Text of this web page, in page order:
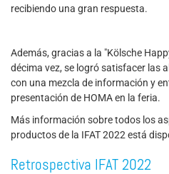
recibiendo una gran respuesta.
Además, gracias a la "Kölsche
décima vez, se logró satisfacer las
con una mezcla de información y
presentación de HOMA en la feria.
Más información sobre todos los
productos de la IFAT 2022 está
Retrospectiva IFAT 2022